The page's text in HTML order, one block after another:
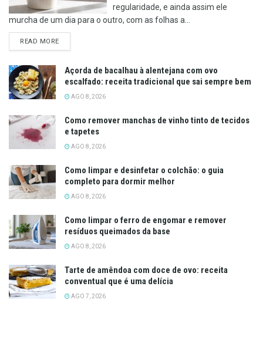
regularidade, e ainda assim ele
murcha de um dia para o outro, com as folhas a...
READ MOREDETAILS
Açorda de bacalhau à alentejana com ovo
escalfado: receita tradicional que sai sempre bem
AGO 8, 2026
Como remover manchas de vinho tinto de tecidos
e tapetes
AGO 8, 2026
Como limpar e desinfetar o colchão: o guia
completo para dormir melhor
AGO 8, 2026
Como limpar o ferro de engomar e remover
resíduos queimados da base
AGO 8, 2026
Tarte de amêndoa com doce de ovo: receita
conventual que é uma delícia
AGO 7, 2026